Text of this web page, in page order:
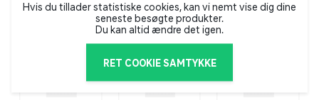
Hvis du tillader statistiske cookies, kan vi nemt vise dig dine
seneste besøgte produkter.
Du kan altid ændre det igen.
RET COOKIE SAMTYKKE